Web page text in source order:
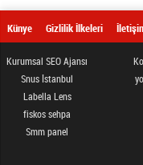
Künye Gizlilik İlkeleri
Kurumsal SEO Ajansı
Snus İstanbul
Labella Lens
fiskos sehpa
Smm panel